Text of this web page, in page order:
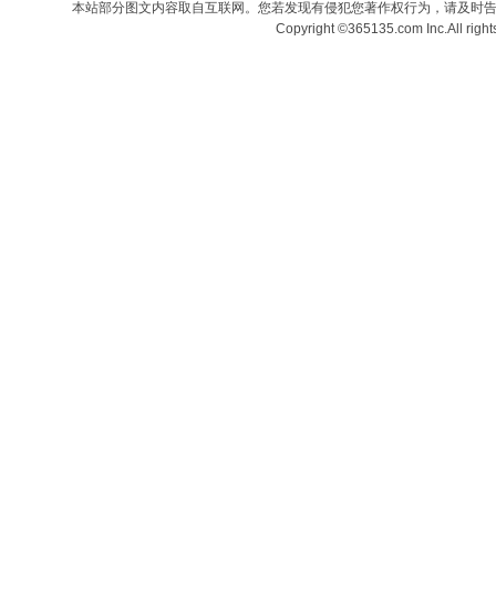
本站部分图文内容取自互联网。您若发现有侵犯您著作权行为，请及时
Copyright ©365135.com Inc.All